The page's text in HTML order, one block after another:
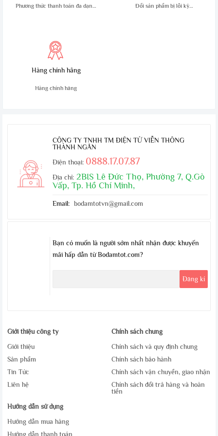
vận chuyển,mua 10 tặng 1
Phương thức thanh toán đa dạng,
Đổi sản phẩm bị lỗi kỹ
Hàng chính hãng
Hàng chính hãng
CÔNG TY TNHH TM ĐIỆN TỬ VIỄN THÔNG
THÀNH NGÂN
Điện thoại: 0888.17.07.87
Địa chỉ: 2BIS Lê Đức Thọ, Phường 7, Q.Gò
Vấp, Tp. Hồ Chí Minh,
Email: bodamtotvn@gmail.com
Bạn có muốn là người sớm nhất nhận được khuyến
mãi hấp dẫn từ Bodamtot.com?
Giới thiệu công ty
Giới thiệu
Sản phẩm
Tin Tức
Liên hệ
Chính sách chung
Chính sách và quy định chung
Chính sách bảo hành
Chính sách vận chuyển, giao nhận
Chính sách đổi trả hàng và hoàn
tiền
Hướng dẫn sử dụng
Hướng dẫn mua hàng
Hướng dẫn thanh toán